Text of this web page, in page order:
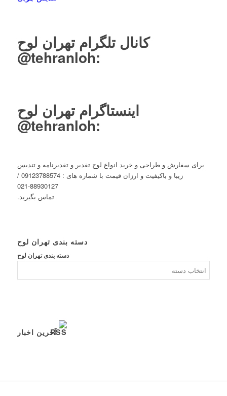
کانال تلگرام تهران لوح
:
tehranloh@
اینستاگرام تهران لوح
:
tehranloh@
برای سفارش و طراحی و خرید انواع لوح تقدیر و تقدیرنامه و تندیس
زیبا و باکیفیت و ارزان قیمت با شماره های : 09123788574 /
88930127-021
تماس بگیرید.
دسته بندی تهران لوح
دسته بندی تهران لوح
آخرین اخبار